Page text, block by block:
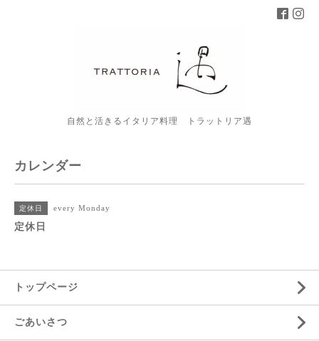
自然と活きるイタリア料理 トラットリア遇
カレンダー
定休日 every Monday
定休日
トップページ
ごあいさつ